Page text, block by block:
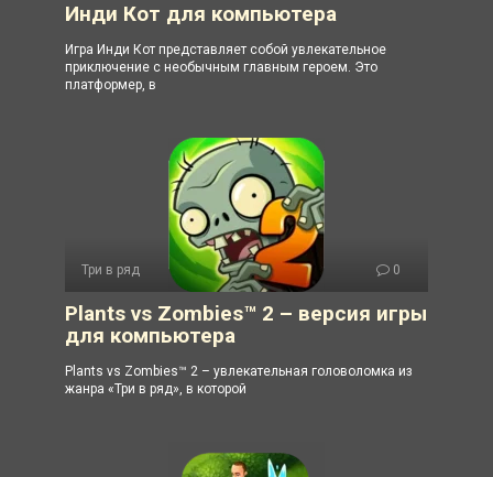
Инди Кот для компьютера
Игра Инди Кот представляет собой увлекательное
приключение с необычным главным героем. Это
платформер, в
Три в ряд 0
Plants vs Zombies™ 2 – версия игры
для компьютера
Plants vs Zombies™ 2 – увлекательная головоломка из
жанра «Три в ряд», в которой